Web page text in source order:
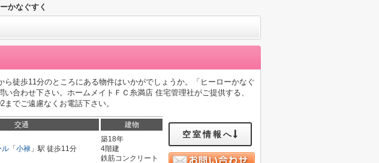
かなぐすく
徒歩11分のところにある物件はいかがでしょうか。「ヒーローかなぐ
合わせ下さい。ホームメイトＦＣ糸満店 住宅管理社がご提供する、
でご遠慮なくお電話下さい。
交通 建物
ル 「 小禄 」駅 徒歩11分
築18年
4階建
鉄筋コンクリート
空室情報へ